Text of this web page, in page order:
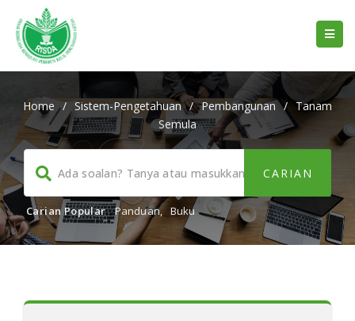
Home / Sistem-Pengetahuan / Pembangunan / Tanam
Semula
Carian Popular Panduan, Buku